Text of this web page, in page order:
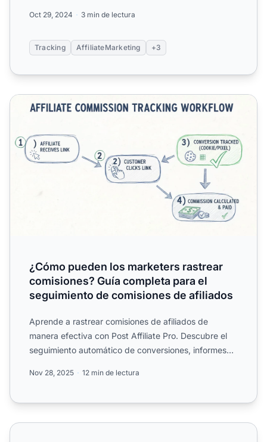
Oct 29, 2024 3 min de lectura
Tracking AffiliateMarketing +3
¿Cómo pueden los marketers rastrear comisiones?
¿Cómo pueden los marketers rastrear
comisiones? Guía completa para el
seguimiento de comisiones de afiliados
Aprende a rastrear comisiones de afiliados de
manera efectiva con Post Affiliate Pro. Descubre el
seguimiento automático de conversiones, informes
Nov 28, 2025 12 min de lectura
Seguimiento: Medición del Rendimiento en el Marketing